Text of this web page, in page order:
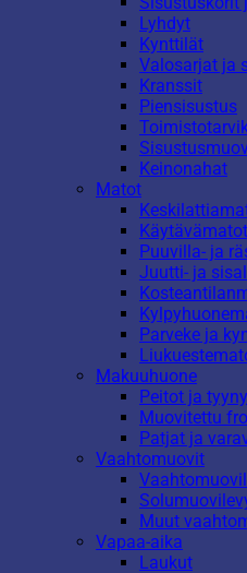
Lyhdyt
Kynttilät
Valosarjat ja
Kranssit
Piensisustus
Keinonahat
Matot
Käytävämatot
Puuvilla- ja
Juutti- ja
Parveke ja
Makuuhuone
Peitot ja
Muovitettu
Patjat ja
Vaahtomuovit
Muut
Vapaa-aika
Laukut